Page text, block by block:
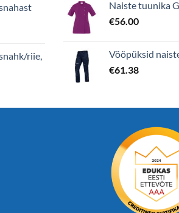
riie,
Naiste tuunika
€56.00
Vööpüksid
€61.38